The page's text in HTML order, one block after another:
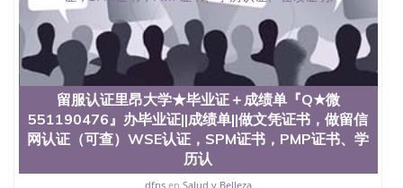
受性肯定及好评；而各种大学部和研究所的商学课程
也吸引了众多不同国家的专业人士前来研究与学习。
二、办理流程： 1、收集客户办理信息； 2、客户付
定金下单； 3、公司确认到账转制作点做电子图；
4、电子图做好发给客户确认； 5、电子图确认好转成
品部做成品； 6、成品做好拍照或者视频确认再付余
款； 7、快递给客户（国内顺丰，国外DHL）。 三、
真实网上可查的证明材料 1、教育部学历学位认证，
留服真实存档可查，存档。 2、留学回国人员证明
（使馆认证），使馆网站真实存档可查。 3、留信网
真实可查认证办理，存档可查，终身受用。 四、办理
留服认证里昂大学★毕业证＋成绩单『Q★微
551190476』办毕业证||成绩单||做文凭证书，做留信
网认证（可查）WSE认证，SPM证书，PMP证书、学
历认
dfnsen Salud y Belleza